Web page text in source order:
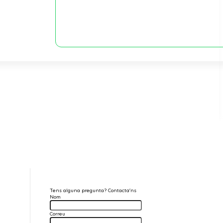
Tens alguna pregunta? Contacta'ns
Nom
Correu